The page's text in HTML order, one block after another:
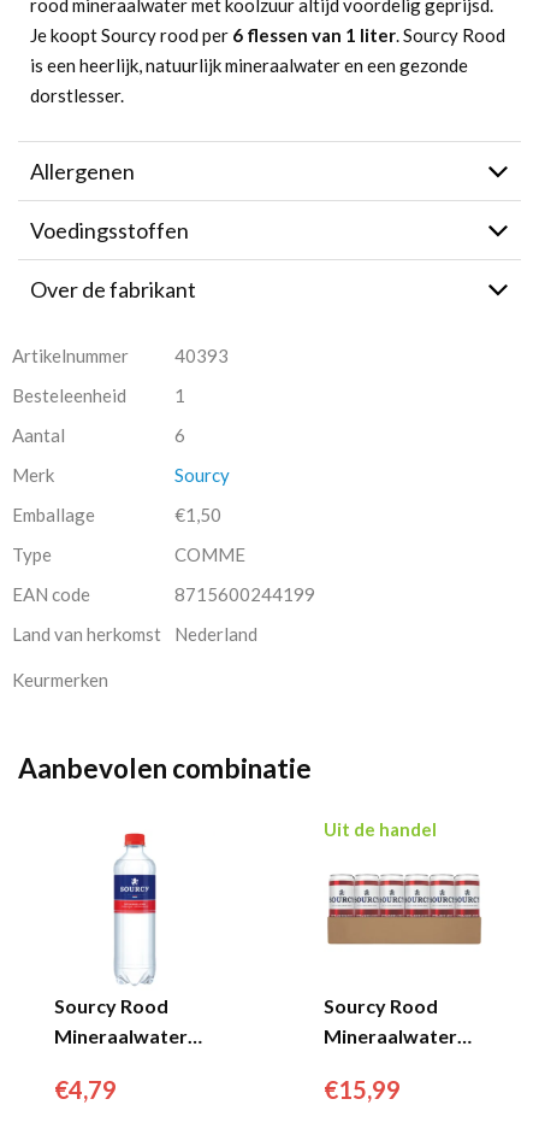
Je koopt Sourcy rood per 6 flessen van 1 liter . Sourcy Rood
is een heerlijk, natuurlijk mineraalwater en een gezonde
dorstlesser.
Allergenen
Voedingsstoffen
Over de fabrikant
Artikelnummer
40393
Besteleenheid
1
Aantal
6
Merk
Sourcy
Emballage
€1,50
Type
COMME
EAN code
8715600244199
Land van herkomst
Nederland
Keurmerken
Aanbevolen combinatie
Sourcy Rood
Mineraalwater
50cl)...
€4,79
Uit de handel
Sourcy Rood
Mineraalwater
(24x33cl)...
€15,99